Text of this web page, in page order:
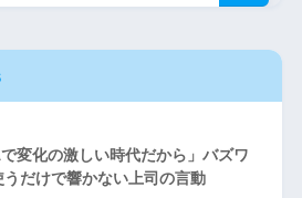
で変化の激しい時代だから」バズワ
うだけで響かない上司の言動